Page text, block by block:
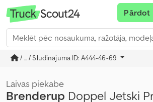
Pārdot
/ ... / Sludinājuma ID: A444-46-69
Laivas piekabe
Brenderup Doppel Jetski